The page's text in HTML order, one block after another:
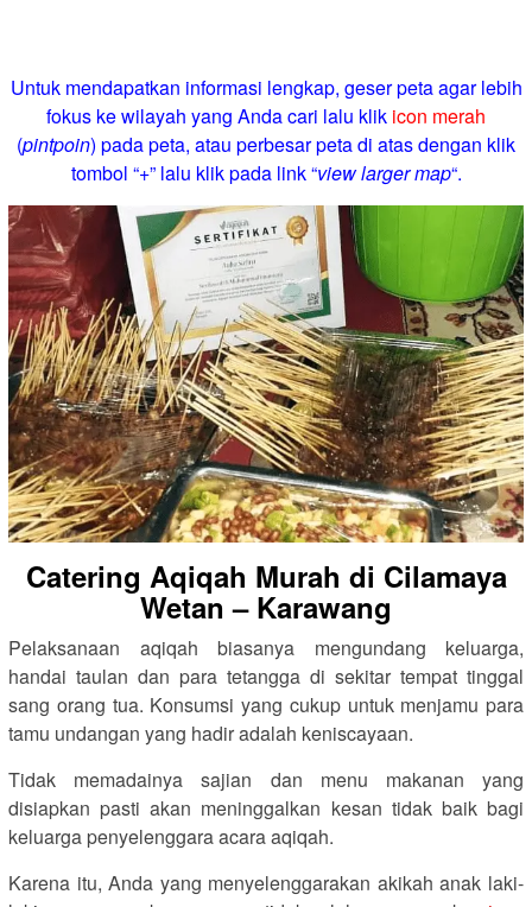
Untuk mendapatkan informasi lengkap, geser peta agar lebih
fokus ke wilayah yang Anda cari lalu klik icon merah
(pintpoin) pada peta, atau perbesar peta di atas dengan klik
tombol “+” lalu klik pada link “view larger map“.
Catering Aqiqah Murah di Cilamaya
Wetan – Karawang
Pelaksanaan aqiqah biasanya mengundang keluarga,
handai taulan dan para tetangga di sekitar tempat tinggal
sang orang tua. Konsumsi yang cukup untuk menjamu para
tamu undangan yang hadir adalah keniscayaan.
Tidak memadainya sajian dan menu makanan yang
disiapkan pasti akan meninggalkan kesan tidak baik bagi
keluarga penyelenggara acara aqiqah.
Karena itu, Anda yang menyelenggarakan akikah anak laki-